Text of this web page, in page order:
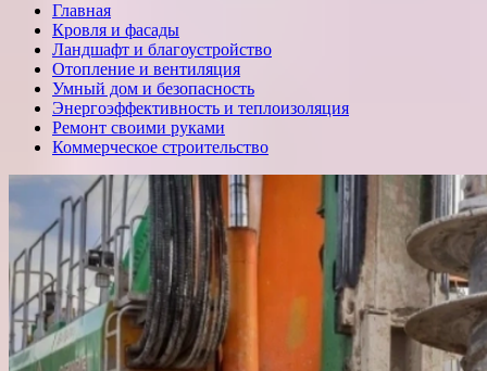
Главная
Кровля и фасады
Ландшафт и благоустройство
Отопление и вентиляция
Умный дом и безопасность
Энергоэффективность и теплоизоляция
Ремонт своими руками
Коммерческое строительство